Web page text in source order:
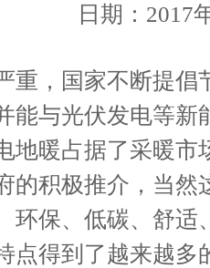
日期：2017
重，国家不断提
能与光伏发电等
地暖占据了采暖
的积极推介，当
环保、低碳、舒
点得到了越来越多